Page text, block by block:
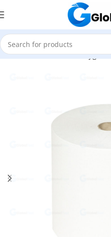
Accueil Désinfection et Hygiène